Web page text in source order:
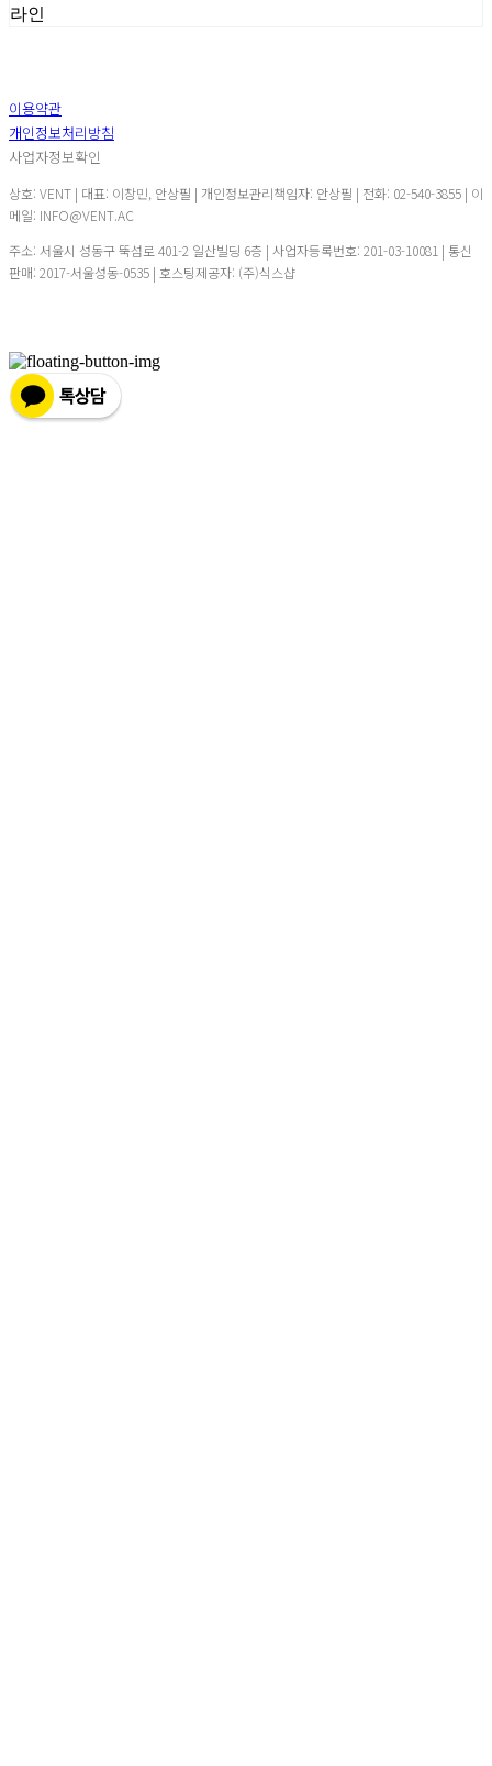
라인
이용약관
개인정보처리방침
사업자정보확인
상호: VENT | 대표: 이창민, 안상필 | 개인정보관리책임자: 안상필 | 전화: 02-540-3855 | 이
메일: INFO@VENT.AC
주소: 서울시 성동구 뚝섬로 401-2 일산빌딩 6층 | 사업자등록번호: 201-03-10081 | 통신
판매: 2017-서울성동-0535 | 호스팅제공자: (주)식스샵